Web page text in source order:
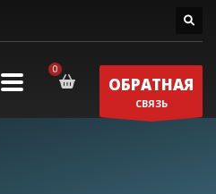
ОБРАТНАЯ
СВЯЗЬ